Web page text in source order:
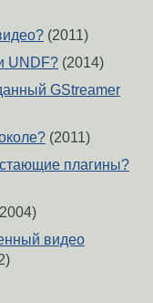
(2011)
UNDF? (2014)
GStreamer
(2011)
плагины?
видео